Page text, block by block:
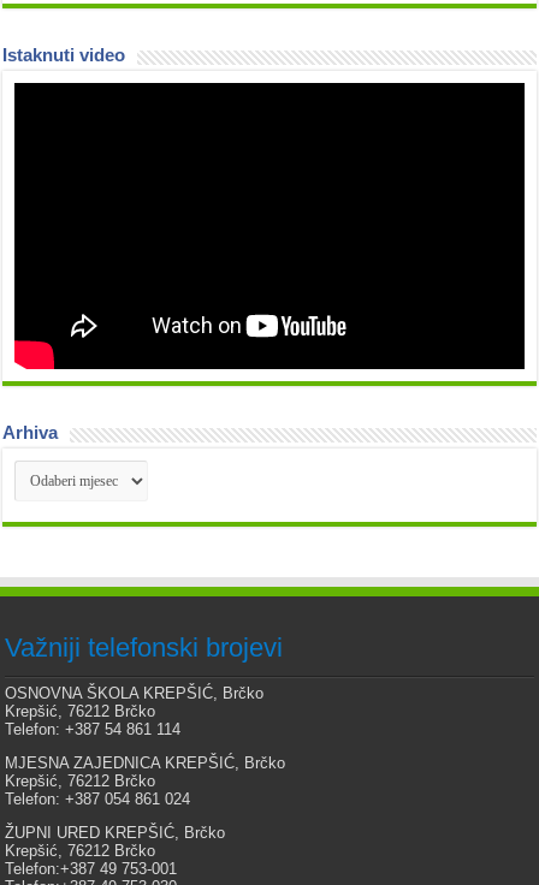
Istaknuti video
Arhiva
Arhiva
Važniji telefonski brojevi
OSNOVNA ŠKOLA KREPŠIĆ, Brčko
Krepšić, 76212 Brčko
Telefon: +387 54 861 114
MJESNA ZAJEDNICA KREPŠIĆ, Brčko
Krepšić, 76212 Brčko
Telefon: +387 054 861 024
ŽUPNI URED KREPŠIĆ, Brčko
Krepšić, 76212 Brčko
Telefon:+387 49 753-001